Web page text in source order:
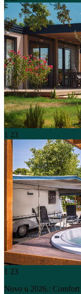
1 23
1 23
Novo u 2026.: Comfort